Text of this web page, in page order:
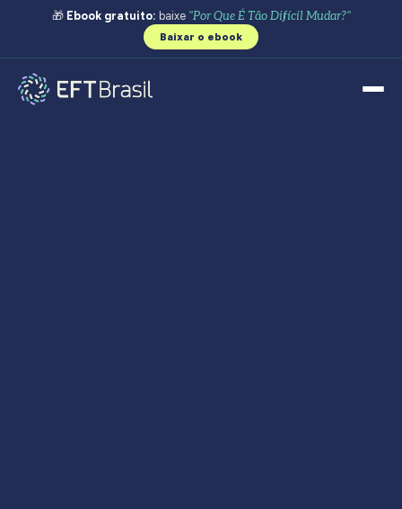
🎁 Ebook gratuito: baixe "Por Que É Tão Difícil Mudar?"
Baixar o ebook